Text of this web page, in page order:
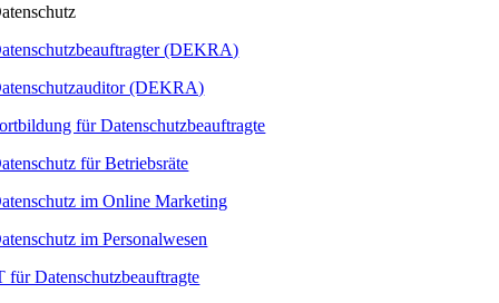
(DEKRA)
(DEKRA)
für Datenschutzbeauftragte
für Betriebsräte
im Online Marketing
im Personalwesen
für Datenschutzbeauftragte